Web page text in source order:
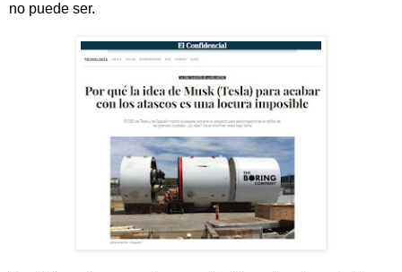
no puede ser.